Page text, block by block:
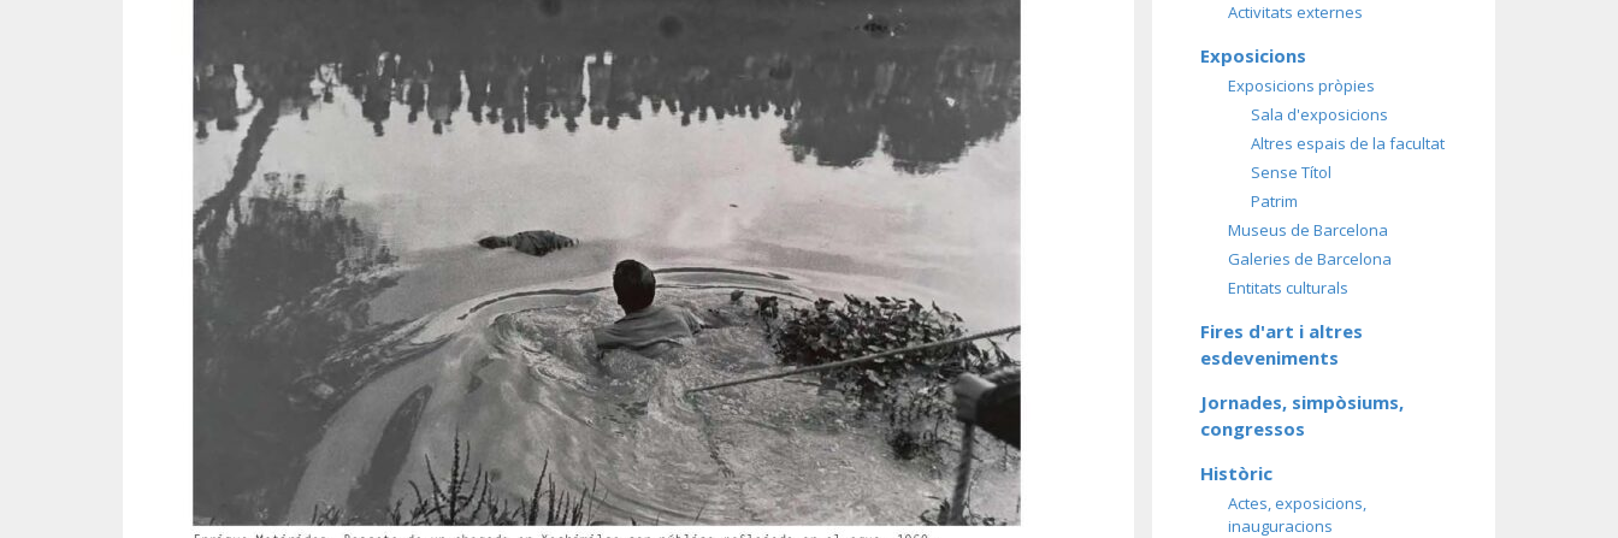
Activitats externes
Exposicions
Exposicions pròpies
Sala d'exposicions
Altres espais de la facultat
Sense Títol
Patrim
Museus de Barcelona
Galeries de Barcelona
Entitats culturals
Fires d'art i altres
esdeveniments
Jornades, simpòsiums,
congressos
Històric
Actes, exposicions,
inauguracions